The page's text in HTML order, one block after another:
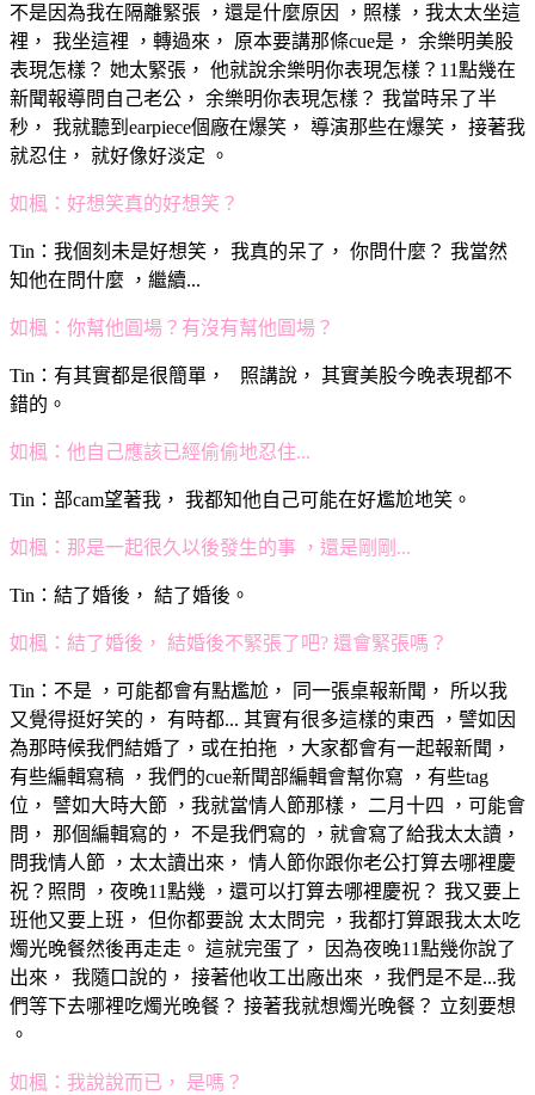
不是因為我在隔離緊張 ，還是什麼原因 ，照樣 ，我太太坐這
裡， 我坐這裡 ，轉過來， 原本要講那條cue是， 余樂明美股
表現怎樣？ 她太緊張， 他就說余樂明你表現怎樣？11點幾在
新聞報導問自己老公， 余樂明你表現怎樣？ 我當時呆了半
秒， 我就聽到earpiece個廠在爆笑， 導演那些在爆笑， 接著我
就忍住， 就好像好淡定 。
如楓：好想笑真的好想笑？
Tin：我個刻未是好想笑， 我真的呆了， 你問什麼？ 我當然
知他在問什麼 ，繼續...
如楓：你幫他圓場？有沒有幫他圓場？
Tin：有其實都是很簡單， 照講說， 其實美股今晚表現都不
錯的。
如楓：他自己應該已經偷偷地忍住...
Tin：部cam望著我， 我都知他自己可能在好尷尬地笑。
如楓：那是一起很久以後發生的事 ，還是剛剛...
Tin：結了婚後， 結了婚後。
如楓：結了婚後， 結婚後不緊張了吧? 還會緊張嗎？
Tin：不是 ，可能都會有點尷尬， 同一張桌報新聞， 所以我
又覺得挺好笑的， 有時都... 其實有很多這樣的東西 ，譬如因
為那時候我們結婚了，或在拍拖 ，大家都會有一起報新聞，
有些編輯寫稿 ，我們的cue新聞部編輯會幫你寫 ，有些tag
位， 譬如大時大節 ，我就當情人節那樣， 二月十四 ，可能會
問， 那個編輯寫的， 不是我們寫的 ，就會寫了給我太太讀，
問我情人節 ，太太讀出來， 情人節你跟你老公打算去哪裡慶
祝？照問 ，夜晚11點幾 ，還可以打算去哪裡慶祝？ 我又要上
班他又要上班， 但你都要說 太太問完 ，我都打算跟我太太吃
燭光晚餐然後再走走。 這就完蛋了， 因為夜晚11點幾你說了
出來， 我隨口說的， 接著他收工出廠出來 ，我們是不是...我
們等下去哪裡吃燭光晚餐？ 接著我就想燭光晚餐？ 立刻要想
。
如楓：我說說而已， 是嗎？